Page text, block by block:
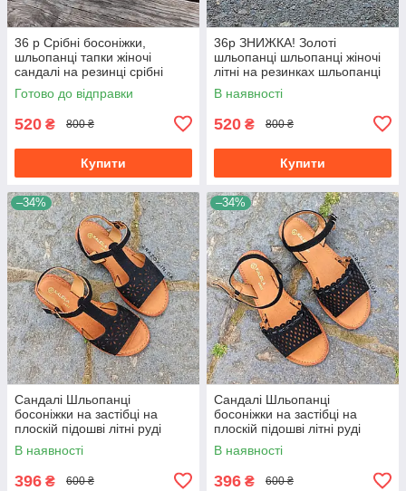
36 р Срібні босоніжки,
шльопанці тапки жіночі
сандалі на резинці срібні
босоніжки шльопанці тапки
сандалі
Готово до відправки
520 ₴ 800 ₴
Купити
36р ЗНИЖКА! Золоті
шльопанці шльопанці жіночі
літні на резинках шльопанці
шльопанці золотисті
В наявності
520 ₴ 800 ₴
Купити
–34%
Сандалі Шльопанці
босоніжки на застібці на
плоскій підошві літні руді
коричневі, чорні з візерунком
В наявності
396 ₴ 600 ₴
–34%
Сандалі Шльопанці
босоніжки на застібці на
плоскій підошві літні руді
коричневі, чорні з візерунком
В наявності
396 ₴ 600 ₴